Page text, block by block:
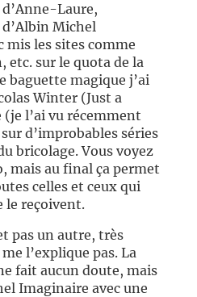
d’Anne-Laure,
d’Albin Michel
mis les sites comme
etc. sur le quota de la
baguette magique j’ai
Winter (Just a
l’ai vu récemment
d’improbables séries
bricolage. Vous voyez
mais au final ça permet
celles et ceux qui
le reçoivent.
pas un autre, très
l’explique pas. La
fait aucun doute, mais
Imaginaire avec une